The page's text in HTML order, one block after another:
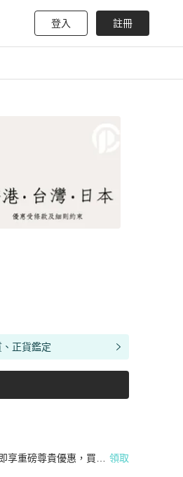
登入 註冊
正貨鑑定
享重磅尊貴優惠，買越
領取